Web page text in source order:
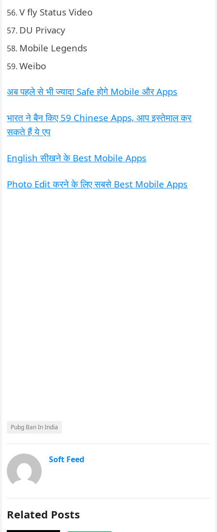
V fly Status Video
DU Privacy
Mobile Legends
Weibo
अब पहले से भी ज्यादा Safe होगे Mobile और Apps
भारत ने बैन किए 59 Chinese Apps, आप इस्तेमाल कर
सकते हैं ये एप
English सीखने के Best Mobile Apps
Photo Edit करने के लिए सबसे Best Mobile Apps
Pubg Ban In India
Soft Feed
Related Posts